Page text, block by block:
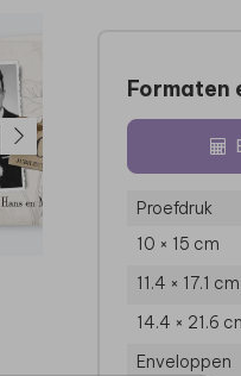
Formaten
Proefdruk
10 × 15 cm
11.4 × 17.1 cm
14.4 × 21.6
Enveloppen